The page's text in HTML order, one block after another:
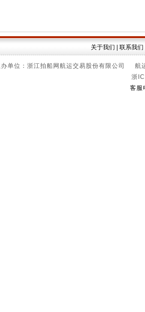
关于我们 联系我们
办单位：浙江拍船网航运交易股份有限公司
浙
客服